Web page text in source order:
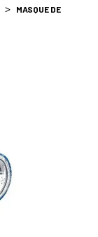
MASQUE DE